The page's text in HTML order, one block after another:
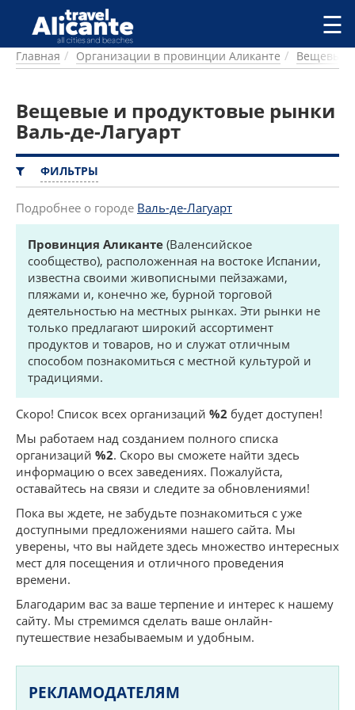
Перейти к основному содержанию
ГОРОДА
ПИТАНИЕ
ПРОЖИВАНИЕ
ДОСТОПРИМЕЧАТЕЛЬНОСТИ
КЕМПИНГ
КОМАРКИ (РАЙОНЫ)
РЕЦЕПТЫ
ПРЕДЛОЖЕНИЯ
СТАТЬИ
УСЛУГИ
☰
Главная Организации в провинции Аликанте Вещевые
Вещевые и продуктовые рынки
Валь-де-Лагуарт
ФИЛЬТРЫ
Подробнее о городе Валь-де-Лагуарт
Провинция Аликанте (Валенсийское
сообщество), расположенная на востоке Испании,
известна своими живописными пейзажами,
пляжами и, конечно же, бурной торговой
деятельностью на местных рынках. Эти рынки не
только предлагают широкий ассортимент
продуктов и товаров, но и служат отличным
способом познакомиться с местной культурой и
традициями.
Скоро! Список всех организаций %2 будет доступен!
Мы работаем над созданием полного списка
организаций %2. Скоро вы сможете найти здесь
информацию о всех заведениях. Пожалуйста,
оставайтесь на связи и следите за обновлениями!
Пока вы ждете, не забудьте познакомиться с уже
доступными предложениями нашего сайта. Мы
уверены, что вы найдете здесь множество интересных
мест для посещения и отличного проведения
времени.
Благодарим вас за ваше терпение и интерес к нашему
сайту. Мы стремимся сделать ваше онлайн-
путешествие незабываемым и удобным.
РЕКЛАМОДАТЕЛЯМ